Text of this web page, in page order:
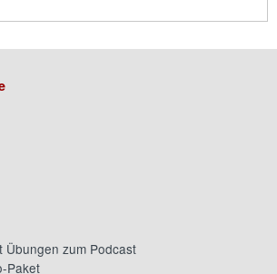
Übungen zum Podcast
Paket